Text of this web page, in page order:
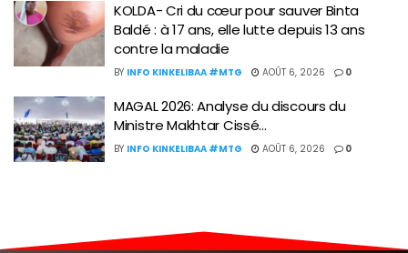
KOLDA- Cri du cœur pour sauver Binta
Baldé : à 17 ans, elle lutte depuis 13 ans
contre la maladie
BY INFO KINKELIBAA #MTG AOÛT 6, 2026 0
MAGAL 2026: Analyse du discours du
Ministre Makhtar Cissé…
BY INFO KINKELIBAA #MTG AOÛT 6, 2026 0